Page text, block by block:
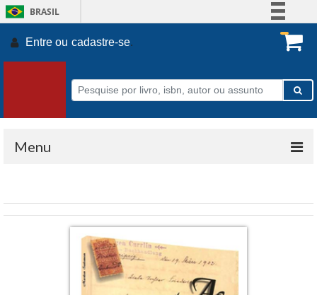
BRASIL
Participe
Acesso à informação
Legislação
Entre ou cadastre-se.
Menu